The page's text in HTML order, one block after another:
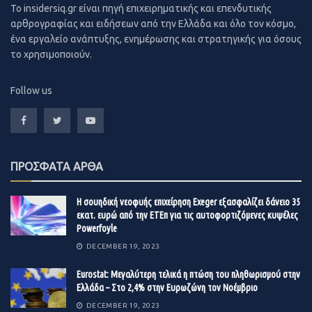
ομολόγων έχει επιδεινωθεί σε σχέση με την αντίστοιχη
σχέση των μετοχών. Με απλά λόγια, συμφέρει
περισσότερο τους θεσμικούς επενδυτές να αγοράσουν
«μετοχική αξία» παρά να επιλέξουν την «υποτονική και
Αν κάποιος θεωρεί παράλογο να πληρώσει τους
Γερμανούς για να αγοράσει γερμανική οικονομική
αγοράσει μετοχές γερμανικών εταιρειών. Έτσι κάπως
εξηγείται γιατί ο δείκτης DAX έχει επιστρέψει κοντά στα
ιστορικά υψηλά που είχε τον Φεβρουάριο 2020. Κάτι
ανάλογο συμβαίνει και με τις αμερικανικές μετοχές
έναντι των αμερικανικών ομολόγων, τις βρετανικές
μετοχές έναντι των βρετανικών ομολόγων και τις
αυστραλιανές μετοχές έναντι αυστραλιανών ομολόγων.
Οι ελληνικές τραπεζικές μετοχές κλειδί για τη
To insidersiq.gr είναι πηγή επιχειρηματικής και επενδυτικής
αρθρογραφίας και ειδήσεων από την Ελλάδα και όλο τον κόσμο,
ένα εργαλείο ανάπτυξης, ενημέρωσης και στρατηγικής για όσους
το χρησιμοποιούν.
Follow us
ΠΡΟΣΦΑΤΑ ΑΡΘΑ
Η σουηδική νεοφυής επιχείρηση Exeger εξασφαλίζει δάνειο 35
εκατ. ευρώ από την ΕΤΕπ για τις αυτοφορτιζόμενες κυψέλες
Powerfoyle
DECEMBER 19, 2023
Eurostat: Μεγαλύτερη τελικά η πτώση του πληθωρισμού στην
Ελλάδα – Στο 2,4% στην Ευρωζώνη τον Νοέμβριο
DECEMBER 19, 2023